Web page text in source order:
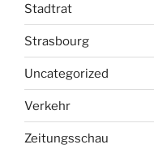
Stadtrat
Strasbourg
Uncategorized
Verkehr
Zeitungsschau